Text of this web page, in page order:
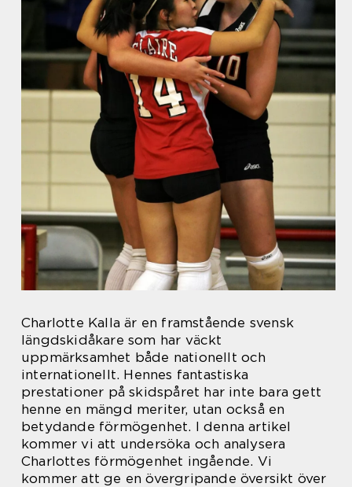
Charlotte Kalla är en framstående svensk
längdskidåkare som har väckt
uppmärksamhet både nationellt och
internationellt. Hennes fantastiska
prestationer på skidspåret har inte bara gett
henne en mängd meriter, utan också en
betydande förmögenhet. I denna artikel
kommer vi att undersöka och analysera
Charlottes förmögenhet ingående. Vi
kommer att ge en övergripande översikt över